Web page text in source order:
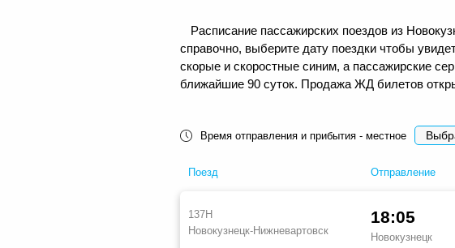
Расписание пассажирских поездов из
справочно, выберите дату поездки чтобы
скорые и скоростные синим, а пассажирские
ближайшие 90 суток. Продажа ЖД билетов
Время отправления и прибытия - местное
Поезд Отправление
137Н
Новокузнецк-Нижневартовск
18:05
Новокузнецк